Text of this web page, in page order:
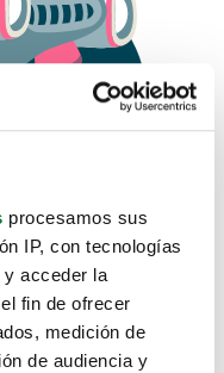
procesamos sus
IP, con tecnologías
acceder la
fin de ofrecer
medición de
de audiencia y
como
aquí.